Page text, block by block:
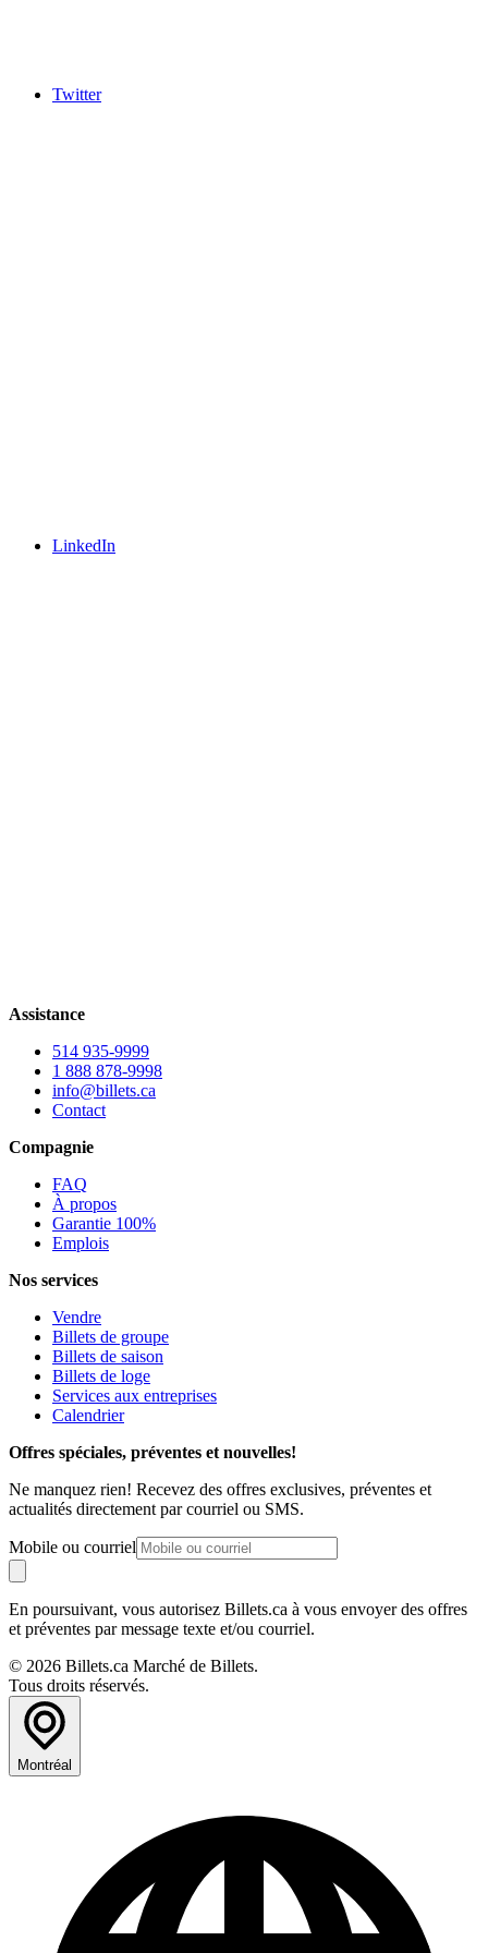
Twitter
LinkedIn
Assistance
514 935-9999
1 888 878-9998
info@billets.ca
Contact
Compagnie
FAQ
À propos
Garantie 100%
Emplois
Nos services
Vendre
Billets de groupe
Billets de saison
Billets de loge
Services aux entreprises
Calendrier
Offres spéciales, préventes et nouvelles!
Ne manquez rien! Recevez des offres exclusives, préventes et
actualités directement par courriel ou SMS.
Mobile ou courriel
En poursuivant, vous autorisez Billets.ca à vous envoyer des offres
et préventes par message texte et/ou courriel.
© 2026 Billets.ca Marché de Billets.
Tous droits réservés.
Montréal